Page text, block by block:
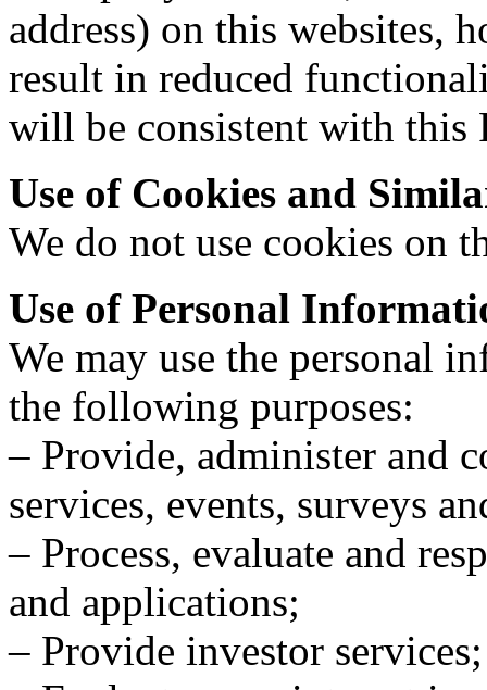
address) on this websites,
result in reduced
will be consistent with this
Use of Cookies and
We do not use cookies on
Use of Personal
We may use the personal
the following purposes:
– Provide, administer and
services, events, surveys
– Process, evaluate and
and applications;
– Provide investor services;